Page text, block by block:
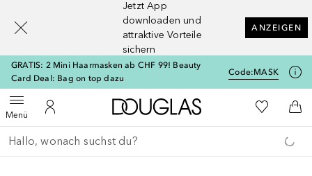
Jetzt App
downloaden und
attraktive Vorteile
sichern
ANZEIGEN
GRATIS: 2 Mini Haarmasken ab CHF 99! Beauty
Card Deal: Bag on top dazu
Code:MASK
MenüMenü öffnenZu Meinem Kundenkonto
Zur Douglas Startseite
Zu Meiner
Gehe zurück
Suche ausführen
[navigation.slideout.screenreader]